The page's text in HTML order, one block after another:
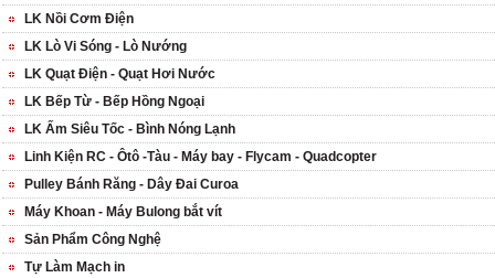
LK Nồi Cơm Điện
LK Lò Vi Sóng - Lò Nướng
LK Quạt Điện - Quạt Hơi Nước
LK Bếp Từ - Bếp Hồng Ngoại
LK Ấm Siêu Tốc - Bình Nóng Lạnh
Linh Kiện RC - Ôtô -Tàu - Máy bay - Flycam - Quadcopter
Pulley Bánh Răng - Dây Đai Curoa
Máy Khoan - Máy Bulong bắt vít
Sản Phẩm Công Nghệ
Tự Làm Mạch in